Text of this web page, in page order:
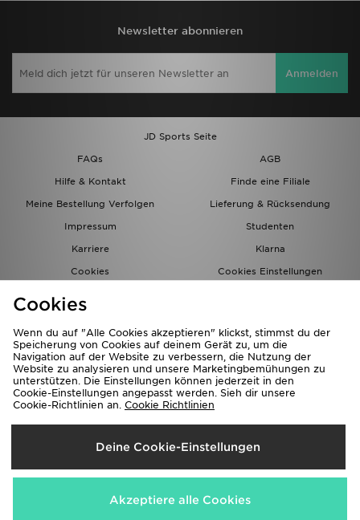
Newsletter abonnieren
Anmelden
JD Sports Seite
FAQs
AGB
Hilfe & Kontakt
Finde eine Filiale
Meine Bestellung Verfolgen
Lieferung & Rücksendung
Impressum
Studenten
Karriere
Klarna
Cookies
Cookies Einstellungen
Lieferung Nach
Deutschland
Wir akzeptieren folgende Zahlungsmethoden
Cookies
Wenn du auf "Alle Cookies akzeptieren" klickst, stimmst du der
Speicherung von Cookies auf deinem Gerät zu, um die
Navigation auf der Website zu verbessern, die Nutzung der
Website zu analysieren und unsere Marketingbemühungen zu
unterstützen. Die Einstellungen können jederzeit in den
Cookie-Einstellungen angepasst werden. Sieh dir unsere
Cookie-Richtlinien an. Cookie Richtlinien
Deine Cookie-Einstellungen
Akzeptiere alle Cookies